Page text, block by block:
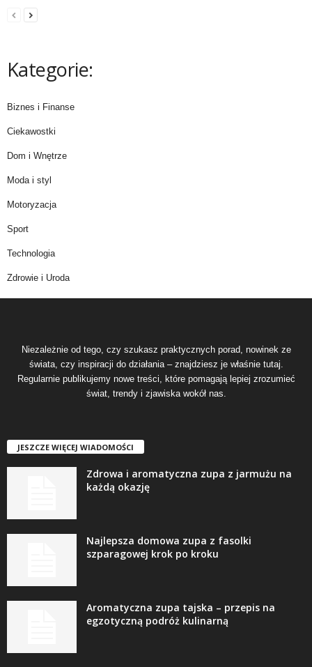
Kategorie:
Biznes i Finanse
Ciekawostki
Dom i Wnętrze
Moda i styl
Motoryzacja
Sport
Technologia
Zdrowie i Uroda
Niezależnie od tego, czy szukasz praktycznych porad, nowinek ze
świata, czy inspiracji do działania – znajdziesz je właśnie tutaj.
Regularnie publikujemy nowe treści, które pomagają lepiej zrozumieć
świat, trendy i zjawiska wokół nas.
JESZCZE WIĘCEJ WIADOMOŚCI
Zdrowa i aromatyczna zupa z jarmużu na
każdą okazję
Najlepsza domowa zupa z fasolki
szparagowej krok po kroku
Aromatyczna zupa tajska – przepis na
egzotyczną podróż kulinarną